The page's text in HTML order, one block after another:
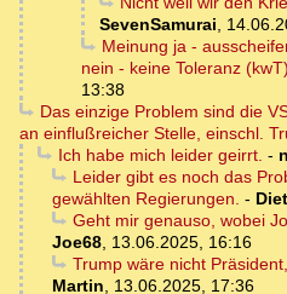
SevenSamurai,
Meinung ja -
nein - keine Toleranz (kwT)
13:38
Das einzige Problem sind die
an einflußreicher Stelle, einschl.
Ich habe mich leider geirrt. -
Leider gibt es noch das
gewählten Regierungen. -
Geht mir genauso, wobei
Joe68, 13.06.2025, 16:16
Trump wäre nicht
Martin, 13.06.2025, 17:36